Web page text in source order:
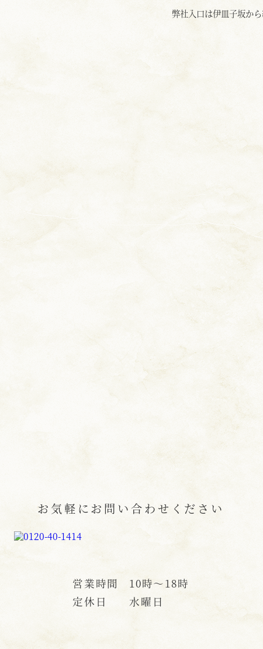
弊社入口は伊皿子坂か
お気軽にお問い合わせください
営業時間
10時〜18時
定休日
水曜日